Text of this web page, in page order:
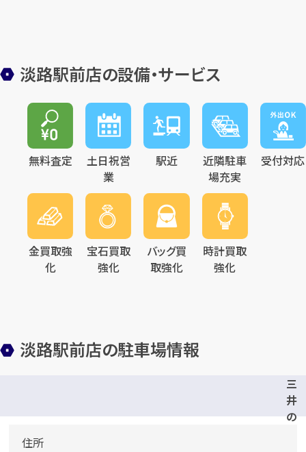
淡路駅前店の設備・サービス
無料査定
土日祝営
業
駅近
近隣駐車
場充実
受付対応
金買取強
化
宝石買取
強化
バッグ買
取強化
時計買取
強化
淡路駅前店の駐車場情報
三
井
の
住所